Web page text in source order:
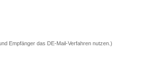
Empfänger das DE-Mail-Verfahren nutzen.)